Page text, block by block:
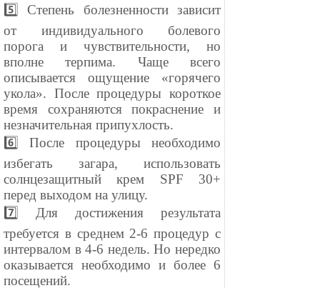
5️⃣ Степень болезненности зависит
от индивидуального болевого
порога и чувствительности, но
вполне терпима. Чаще всего
описывается ощущение «горячего
укола». После процедуры короткое
время сохраняются покраснение и
незначительная припухлость.
6️⃣ После процедуры необходимо
избегать загара, использовать
солнцезащитный крем SPF 30+
перед выходом на улицу.
7️⃣ Для достижения результата
требуется в среднем 2-6 процедур с
интервалом в 4-6 недель. Но нередко
оказывается необходимо и более 6
посещений.